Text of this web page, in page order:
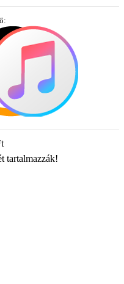
tartalmazzák!